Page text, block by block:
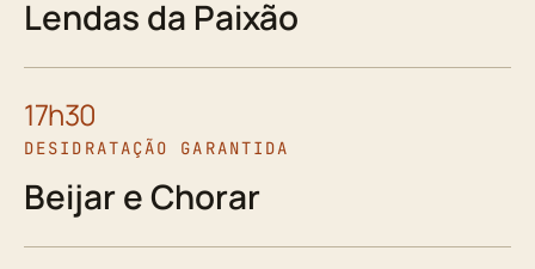
Lendas da Paixão
17h30
DESIDRATAÇÃO GARANTIDA
Beijar e Chorar